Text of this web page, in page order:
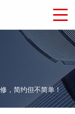
，简约但不简单！